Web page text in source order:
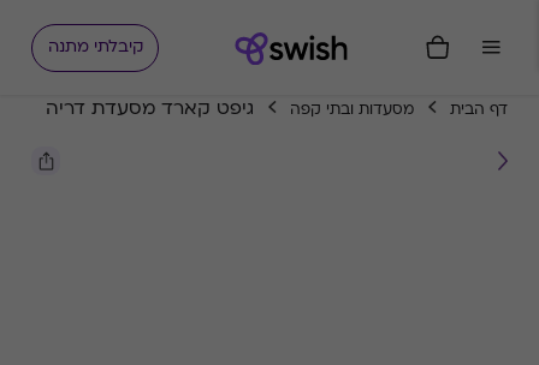
קיבלתי מתנה
דף הבית מסעדות ובתי קפה גיפט קארד מסעדת דריה